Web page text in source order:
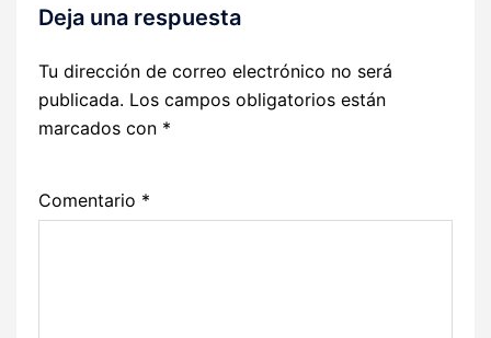
Deja una respuesta
Tu dirección de correo electrónico no será
publicada. Los campos obligatorios están
marcados con *
Comentario *